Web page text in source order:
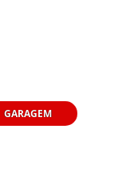
GARAGEM